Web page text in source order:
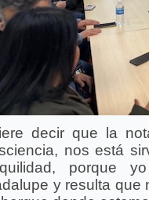
decir que la
nos está
porque
y resulta que